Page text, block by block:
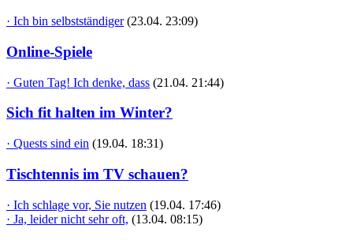
· Ich bin selbstständiger (23.04. 23:09)
Online-Spiele
· Guten Tag! Ich denke, dass (21.04. 21:44)
Sich fit halten im Winter?
· Quests sind ein (19.04. 18:31)
Tischtennis im TV schauen?
· Ich schlage vor, Sie nutzen (19.04. 17:46)
· Ja, leider nicht sehr oft, (13.04. 08:15)